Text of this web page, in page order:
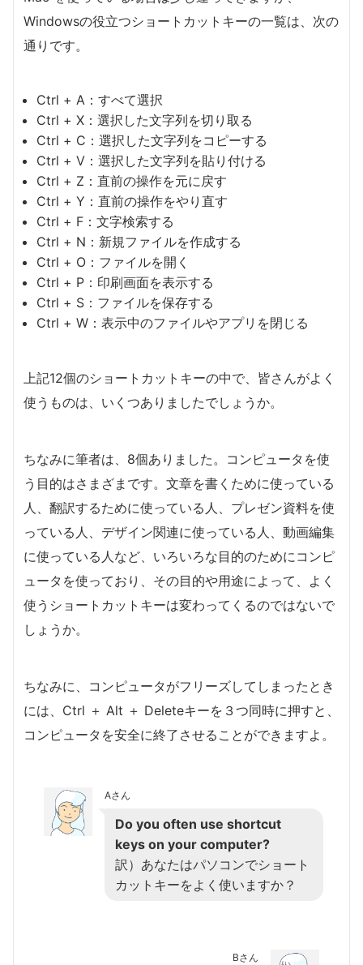
Windowsの役立つショートカットキーの一覧は、次の
通りです。
Ctrl + A：すべて選択
Ctrl + X：選択した文字列を切り取る
Ctrl + C：選択した文字列をコピーする
Ctrl + V：選択した文字列を貼り付ける
Ctrl + Z：直前の操作を元に戻す
Ctrl + Y：直前の操作をやり直す
Ctrl + F：文字検索する
Ctrl + N：新規ファイルを作成する
Ctrl + O：ファイルを開く
Ctrl + P：印刷画面を表示する
Ctrl + S：ファイルを保存する
Ctrl + W：表示中のファイルやアプリを閉じる
上記12個のショートカットキーの中で、皆さんがよく
使うものは、いくつありましたでしょうか。
ちなみに筆者は、8個ありました。コンピュータを使
う目的はさまざまです。文章を書くために使っている
人、翻訳するために使っている人、プレゼン資料を使
っている人、デザイン関連に使っている人、動画編集
に使っている人など、いろいろな目的のためにコンピ
ュータを使っており、その目的や用途によって、よく
使うショートカットキーは変わってくるのではないで
しょうか。
ちなみに、コンピュータがフリーズしてしまったとき
には、Ctrl ＋ Alt ＋ Deleteキーを３つ同時に押すと、
コンピュータを安全に終了させることができますよ。
Aさん
Do you often use shortcut
keys on your computer?
訳）あなたはパソコンでショート
カットキーをよく使いますか？
Bさん